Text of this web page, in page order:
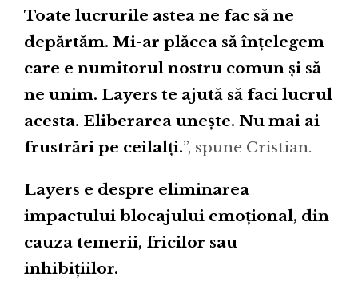
Toate lucrurile astea ne fac să ne
depărtăm. Mi-ar plăcea să înțelegem
care e numitorul nostru comun și să
ne unim. Layers te ajută să faci lucrul
acesta. Eliberarea unește. Nu mai ai
frustrări pe ceilalți.”, spune Cristian.
Layers e despre eliminarea
impactului blocajului emoțional, din
cauza temerii, fricilor sau
inhibițiilor.